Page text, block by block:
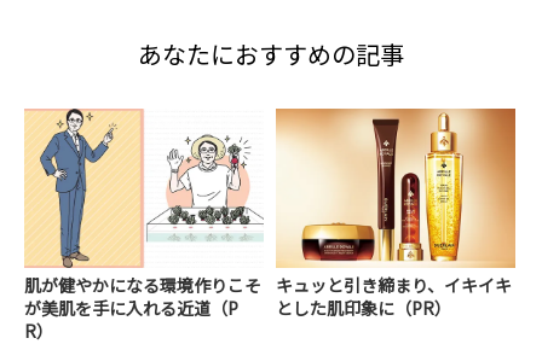
あなたにおすすめの記事
肌が健やかになる環境作りこそ
が美肌を手に入れる近道（P
R）
キュッと引き締まり、イキイキ
とした肌印象に（PR）